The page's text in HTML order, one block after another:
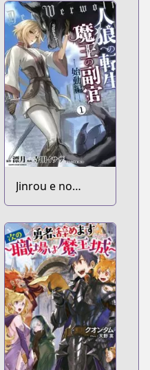
Jinrou e no
Tensei, Maou no
Fukukan:
Shidou-hen